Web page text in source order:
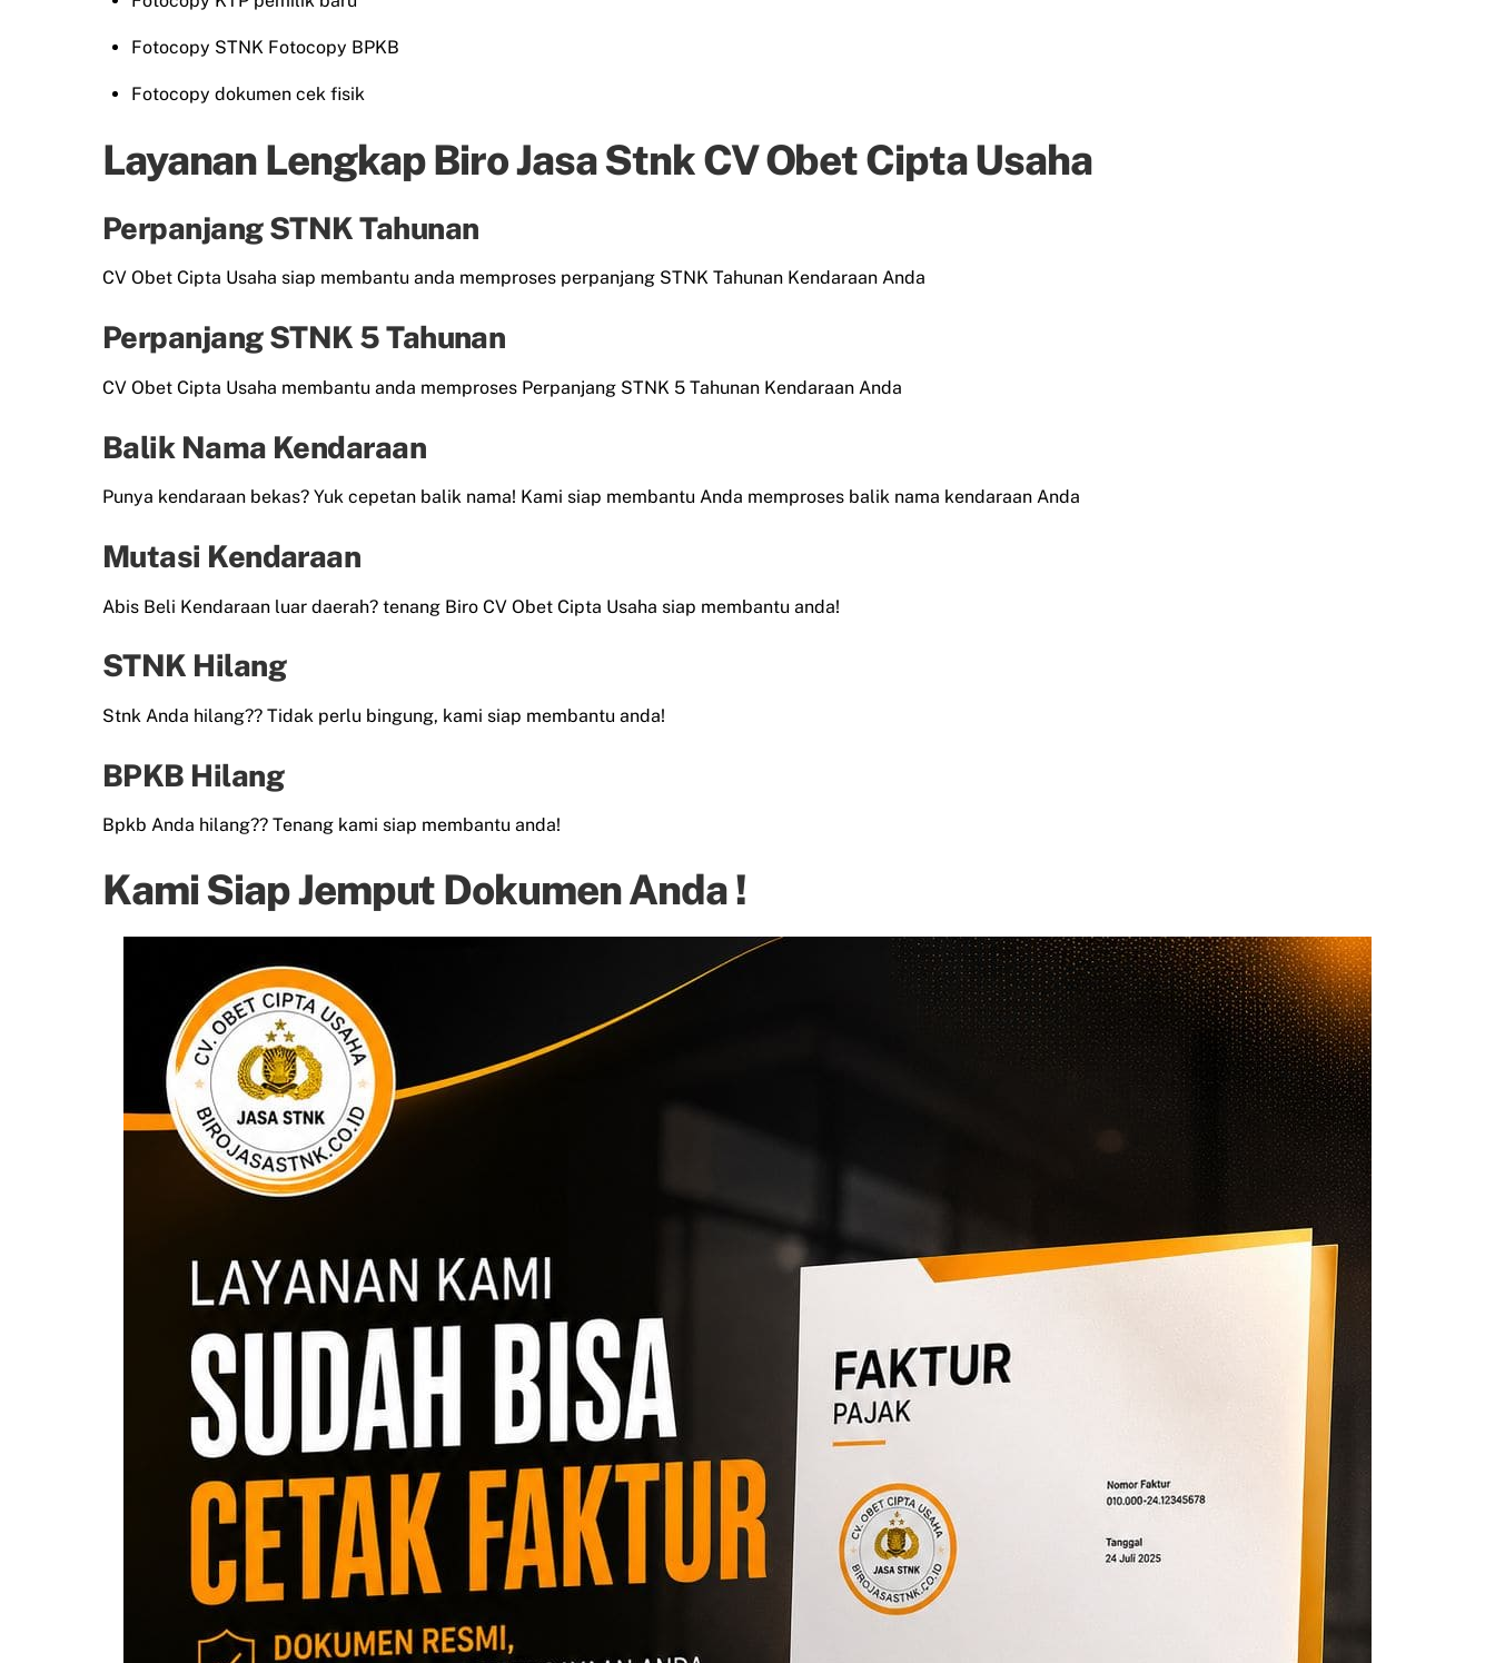
Fotocopy STNK Fotocopy BPKB
Fotocopy dokumen cek fisik
Layanan Lengkap Biro Jasa Stnk CV Obet Cipta Usaha
Perpanjang STNK Tahunan
CV Obet Cipta Usaha siap membantu anda memproses perpanjang STNK Tahunan Kendaraan Anda
Perpanjang STNK 5 Tahunan
CV Obet Cipta Usaha membantu anda memproses Perpanjang STNK 5 Tahunan Kendaraan Anda
Balik Nama Kendaraan
Punya kendaraan bekas? Yuk cepetan balik nama! Kami siap membantu Anda memproses balik nama kendaraan Anda
Mutasi Kendaraan
Abis Beli Kendaraan luar daerah? tenang Biro CV Obet Cipta Usaha siap membantu anda!
STNK Hilang
Stnk Anda hilang?? Tidak perlu bingung, kami siap membantu anda!
BPKB Hilang
Bpkb Anda hilang?? Tenang kami siap membantu anda!
Kami Siap Jemput Dokumen Anda !